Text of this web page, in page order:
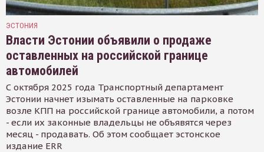
ЭСТОНИЯ
Власти Эстонии объявили о продаже
оставленных на российской границе
автомобилей
С октября 2025 года Транспортный департамент
Эстонии начнет изымать оставленные на парковке
возле КПП на российской границе автомобили, а потом
- если их законные владельцы не объявятся через
месяц - продавать. Об этом сообщает эстонское
издание ERR